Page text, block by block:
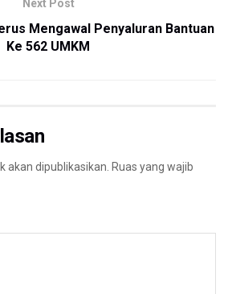
Next Post
Mengawal Penyaluran Bantuan
Ke 562 UMKM
akan dipublikasikan. Ruas yang wajib